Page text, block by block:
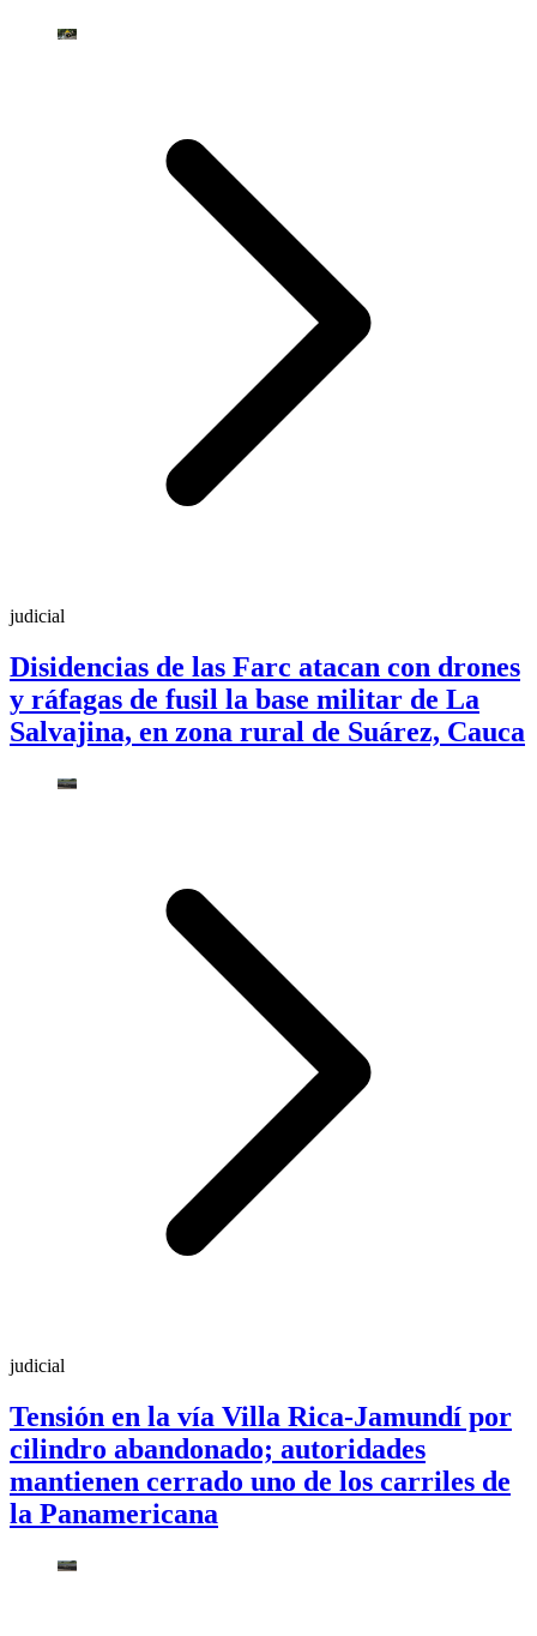
judicial
Disidencias de las Farc atacan con drones
y ráfagas de fusil la base militar de La
Salvajina, en zona rural de Suárez, Cauca
judicial
Tensión en la vía Villa Rica-Jamundí por
cilindro abandonado; autoridades
mantienen cerrado uno de los carriles de
la Panamericana